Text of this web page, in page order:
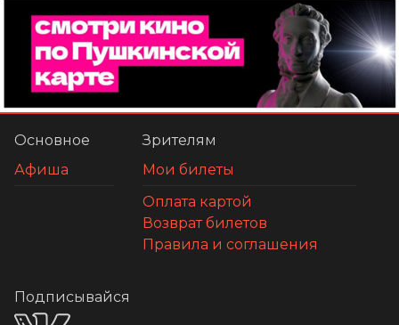
Основное
Афиша
Зрителям
Мои билеты
Оплата картой
Возврат билетов
Правила и соглашения
Подписывайся